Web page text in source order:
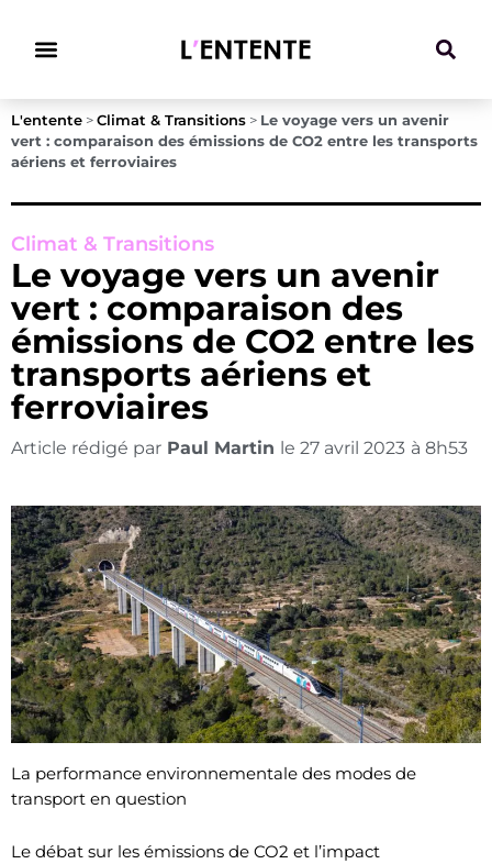
L'entente > Climat & Transitions > Le voyage vers un avenir
vert : comparaison des émissions de CO2 entre les transports
aériens et ferroviaires
Climat & Transitions
Le voyage vers un avenir
vert : comparaison des
émissions de CO2 entre les
transports aériens et
ferroviaires
Article rédigé par Paul Martin le 27 avril 2023 à 8h53
La performance environnementale des modes de
transport en question
Le débat sur les émissions de CO2 et l’impact